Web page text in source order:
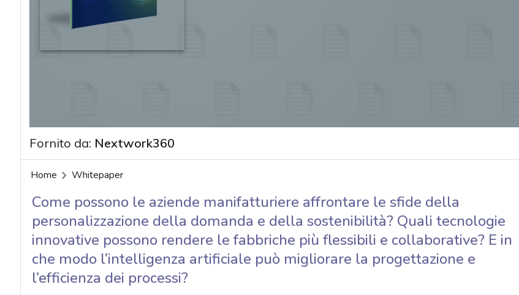
Fornito da: Nextwork360
Home Whitepaper
Come possono le aziende manifatturiere affrontare le sfide della
personalizzazione della domanda e della sostenibilità? Quali tecnologie
innovative possono rendere le fabbriche più flessibili e collaborative? E in
che modo l’intelligenza artificiale può migliorare la progettazione e
l’efficienza dei processi?